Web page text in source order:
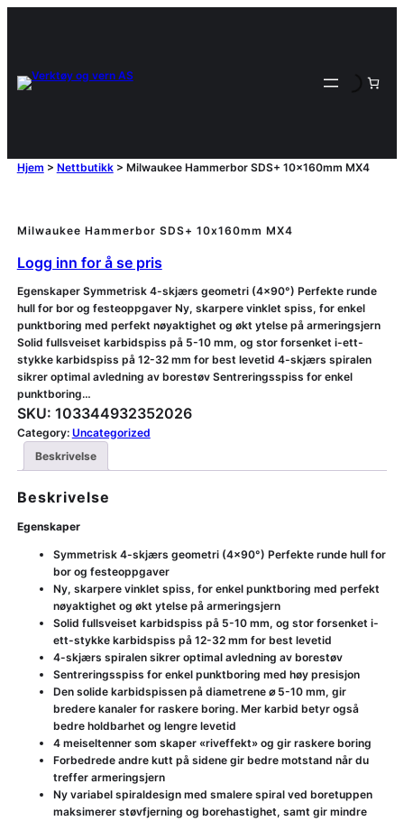
Hjem > Nettbutikk> Milwaukee Hammerbor SDS+ 10x160mm MX4
Milwaukee Hammerbor SDS+ 10x160mm MX4
Logg inn for å se pris
Egenskaper Symmetrisk 4-skjærs geometri (4×90°) Perfekte runde
hull for bor og festeoppgaver Ny, skarpere vinklet spiss, for enkel
punktboring med perfekt nøyaktighet og økt ytelse på armeringsjern
Solid fullsveiset karbidspiss på 5-10 mm, og stor forsenket i-ett-
stykke karbidspiss på 12-32 mm for best levetid 4-skjærs spiralen
sikrer optimal avledning av borestøv Sentreringsspiss for enkel
punktboring…
SKU: 103344932352026
Category: Uncategorized
Beskrivelse
Beskrivelse
Egenskaper
Symmetrisk 4-skjærs geometri (4×90°) Perfekte runde hull for
bor og festeoppgaver
Ny, skarpere vinklet spiss, for enkel punktboring med perfekt
nøyaktighet og økt ytelse på armeringsjern
Solid fullsveiset karbidspiss på 5-10 mm, og stor forsenket i-
ett-stykke karbidspiss på 12-32 mm for best levetid
4-skjærs spiralen sikrer optimal avledning av borestøv
Sentreringsspiss for enkel punktboring med høy presisjon
Den solide karbidspissen på diametrene ⌀ 5-10 mm, gir
bredere kanaler for raskere boring. Mer karbid betyr også
bedre holdbarhet og lengre levetid
4 meiseltenner som skaper «riveffekt» og gir raskere boring
Forbedrede andre kutt på sidene gir bedre motstand når du
treffer armeringsjern
Ny variabel spiraldesign med smalere spiral ved boretuppen
maksimerer støvfjerning og borehastighet, samt gir mindre